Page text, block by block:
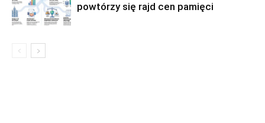
powtórzy się rajd cen pamięci